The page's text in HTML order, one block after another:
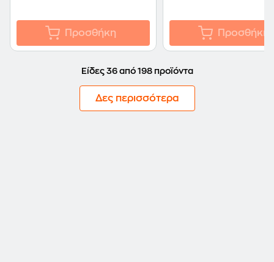
Προσθήκη Προσθήκη
Είδες 36 από 198 προϊόντα
Δες περισσότερα